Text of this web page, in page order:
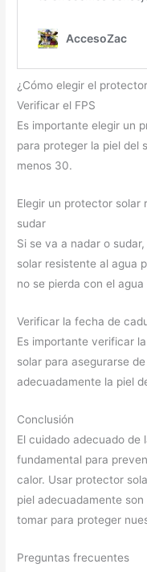
¿Cómo elegir el
Verificar el FPS
Es importante elegir un
para proteger la piel del
menos 30.
Elegir un protector solar
sudar
Si se va a nadar o
solar resistente al agua
no se pierda con el
Verificar la fecha de
Es importante verificar
solar para asegurarse
adecuadamente la piel
Conclusión
El cuidado adecuado de
fundamental para
calor. Usar protector
piel adecuadamente
tomar para proteger
Preguntas frecuentes